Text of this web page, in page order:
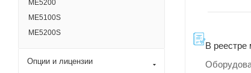
В реестре
ME5200
MЕ5100S
ME5200S
Опции и лицензии